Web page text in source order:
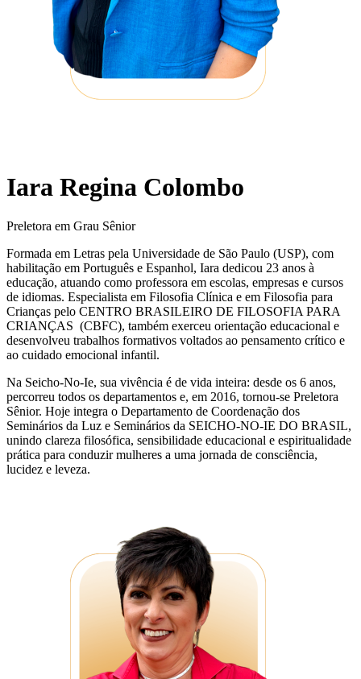
Iara Regina Colombo
Preletora em Grau Sênior
Formada em Letras pela Universidade de São Paulo (USP), com
habilitação em Português e Espanhol, Iara dedicou 23 anos à
educação, atuando como professora em escolas, empresas e cursos
de idiomas. Especialista em Filosofia Clínica e em Filosofia para
Crianças pelo CENTRO BRASILEIRO DE FILOSOFIA PARA
CRIANÇAS (CBFC), também exerceu orientação educacional e
desenvolveu trabalhos formativos voltados ao pensamento crítico e
ao cuidado emocional infantil.
Na Seicho-No-Ie, sua vivência é de vida inteira: desde os 6 anos,
percorreu todos os departamentos e, em 2016, tornou-se Preletora
Sênior. Hoje integra o Departamento de Coordenação dos
Seminários da Luz e Seminários da SEICHO-NO-IE DO BRASIL,
unindo clareza filosófica, sensibilidade educacional e espiritualidade
prática para conduzir mulheres a uma jornada de consciência,
lucidez e leveza.